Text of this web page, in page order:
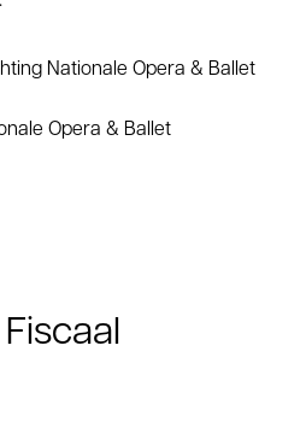
Nationale Opera & Ballet
Opera & Ballet